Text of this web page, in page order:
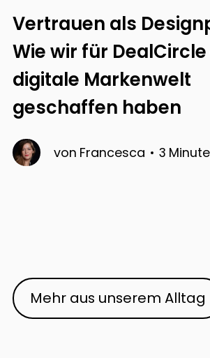
Vertrauen als
Wie wir für
digitale Markenwelt
geschaffen haben
von Francesca 3
Mehr aus unserem Alltag